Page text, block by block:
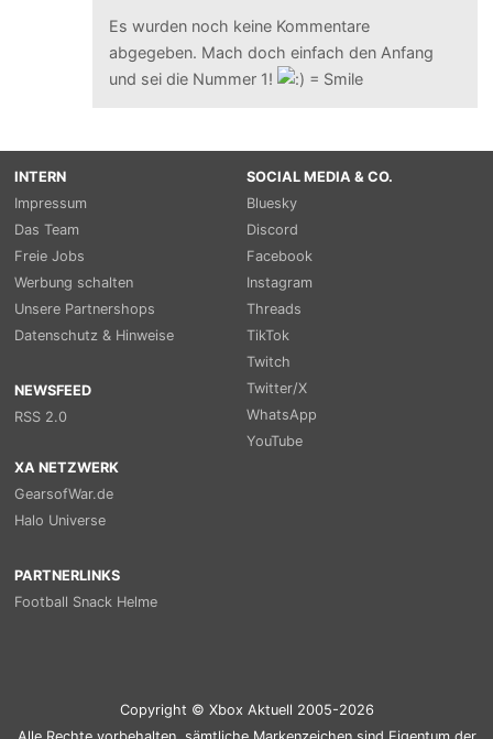
Es wurden noch keine Kommentare
abgegeben. Mach doch einfach den Anfang
und sei die Nummer 1!
INTERN
Impressum
Das Team
Freie Jobs
Werbung schalten
Unsere Partnershops
Datenschutz & Hinweise
NEWSFEED
RSS 2.0
SOCIAL MEDIA & CO.
Bluesky
Discord
Facebook
Instagram
Threads
TikTok
Twitch
Twitter/X
WhatsApp
YouTube
XA NETZWERK
GearsofWar.de
Halo Universe
PARTNERLINKS
Football Snack Helme
Copyright © Xbox Aktuell 2005-2026